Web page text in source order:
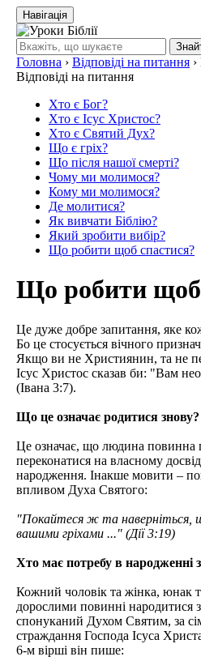
Навігація
Головна › Відповіді на питання ›
Відповіді на питання
Хто є Бог?
Хто є Ісус Христос?
Хто є Святий Дух?
Що є гріх?
Що після нашої смерті?
Чому ми молимося?
Кому ми молимося?
Де молитися?
Як вивчати Біблію?
Який зробити вибір?
Що робити щоб спастися?
Що робити щоб
Це дуже добре запитання, яке
Бо це стосується вічного
Якщо ви не Християнин, та не
Ісус Христос сказав би: "Вам
(Івана 3:7).
Що це означає родитися знову?
Це означає, що людина повинна
переконатися на власному
народження. Інакше мовити –
впливом Духа Святого:
"Покайтеся ж та наверніться,
вашими гріхами ..." (Дії 3:19)
Хто має потребу в народженні
Кожний чоловік та жінка, юнак
дорослими повинні народитися
спонуканий Духом Святим, за
страждання Господа Ісуса
6-м вірші він пише: